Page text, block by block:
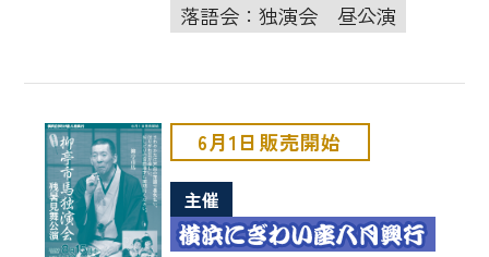
落語会：独演会
昼公演
6月1日販売開始
主催